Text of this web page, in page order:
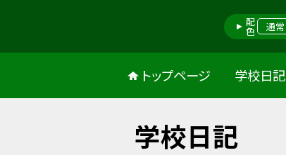
配色 通常
トップページ 学校日記
学校日記